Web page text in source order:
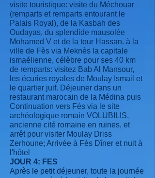
visite touristique: visite du Méchouar
(remparts et remparts entourant le
Palais Royal), de la Kasbah des
Oudayas, du splendide mausolée
Mohamed V et de la tour Hassan. à la
ville de Fès via Meknès la capitale
ismaélienne, célèbre pour ses 40 km
de remparts: visitez Bab Al Mansour,
les écuries royales de Moulay Ismail et
le quartier juif. Déjeuner dans un
restaurant marocain de la Médina puis
Continuation vers Fès via le site
archéologique romain VOLUBILIS,
ancienne cité romaine en ruines, et
arrêt pour visiter Moulay Driss
Zerhoune; Arrivée à Fès Dîner et nuit à
l'hôtel
JOUR 4: FES
Après le petit déjeuner, toute la journée